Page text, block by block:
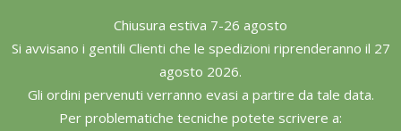
Chiusura estiva 7-26 agosto
Si avvisano i gentili Clienti che le spedizioni riprenderanno il 27
agosto 2026.
Gli ordini pervenuti verranno evasi a partire da tale data.
Per problematiche tecniche potete scrivere a:
content